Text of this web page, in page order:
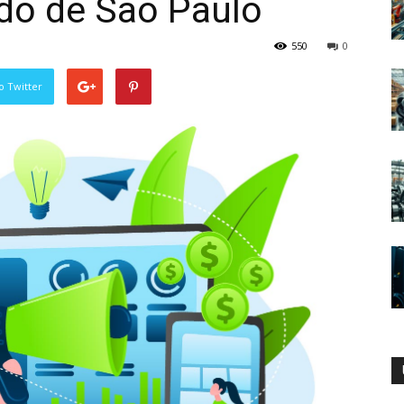
de São Paulo
0
550
Twitter